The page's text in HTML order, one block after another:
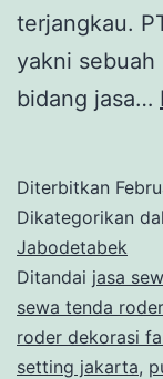
terjangkau.
yakni sebuah
bidang jasa…
Diterbitkan
Dikategorikan
Jabodetabek
Ditandai jasa
sewa tenda
roder dekorasi
setting jakarta,